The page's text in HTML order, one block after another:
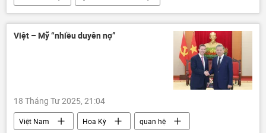
Châu Âu
Zbigniew Brzezinski
Liên minh châu Âu
EU
Thế giới
Việt – Mỹ “nhiều duyên nợ”
18 Tháng Tư 2025, 21:04
Việt Nam Hoa Kỳ
quan hệ